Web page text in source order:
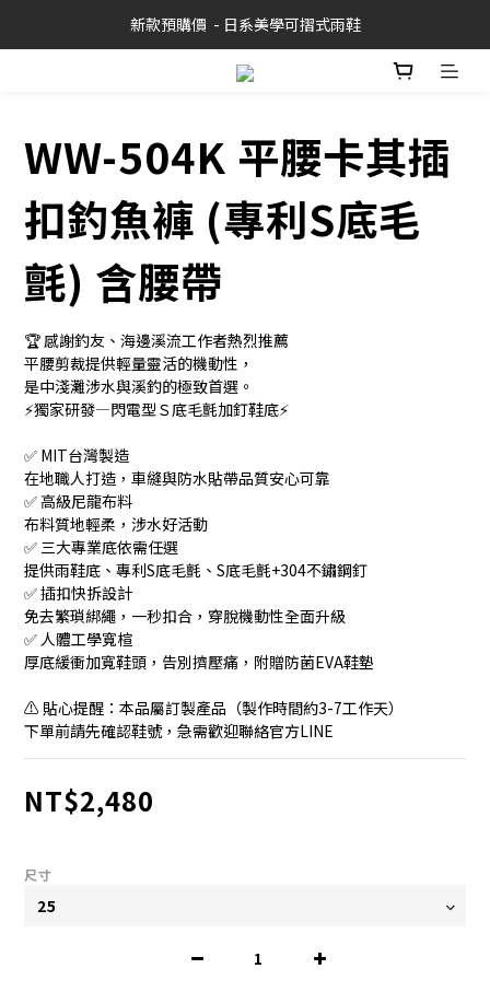
新款預購價  - 日系美學可摺式雨鞋
WW-504K 平腰卡其插
扣釣魚褲 (專利S底毛
氈) 含腰帶
🏆 感謝釣友、海邊溪流工作者熱烈推薦
平腰剪裁提供輕量靈活的機動性，
是中淺灘涉水與溪釣的極致首選。
⚡️獨家研發—閃電型Ｓ底毛氈加釘鞋底⚡️
✅ MIT台灣製造
在地職人打造，車縫與防水貼帶品質安心可靠
✅ 高級尼龍布料
布料質地輕柔，涉水好活動
✅ 三大專業底依需任選
提供雨鞋底、專利S底毛氈、S底毛氈+304不鏽鋼釘
✅ 插扣快拆設計
免去繁瑣綁繩，一秒扣合，穿脫機動性全面升級
✅ 人體工學寬楦
厚底緩衝加寬鞋頭，告別擠壓痛，附贈防菌EVA鞋墊
⚠️ 貼心提醒：本品屬訂製產品（製作時間約3-7工作天）
下單前請先確認鞋號，急需歡迎聯絡官方LINE
NT$2,480
尺寸